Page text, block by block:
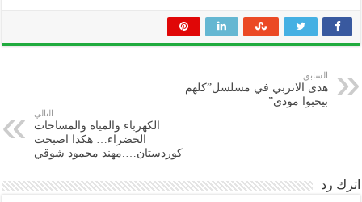
السابق
هدى الاتربي في مسلسل”كلهم
بيحبوا مودي”
التالي
الكهرباء والمياه والمساحات
الخضراء… هكذا اصبحت
كوردستان….مهند محمود شوقي
اترك رد